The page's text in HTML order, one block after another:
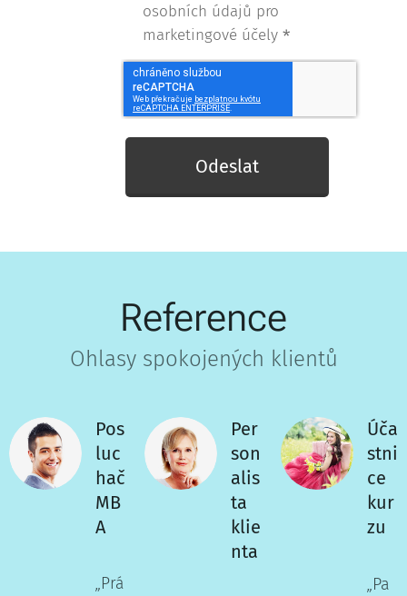
osobních údajů pro
marketingové účely
Odeslat
Reference
Ohlasy spokojených klientů
Pos
luc
hač
MB
A
„Prá
Per
son
alis
ta
klie
nta
Úča
stni
ce
kur
zu
„Pa